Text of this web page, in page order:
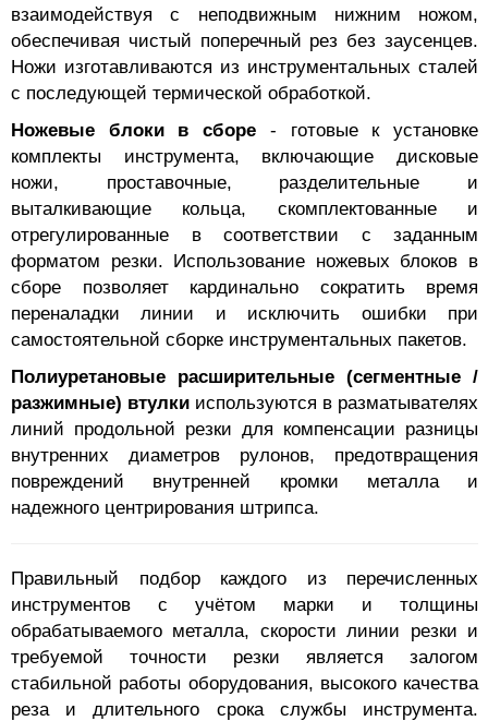
взаимодействуя с неподвижным нижним ножом,
обеспечивая чистый поперечный рез без заусенцев.
Ножи изготавливаются из инструментальных сталей
с последующей термической обработкой.
Ножевые блоки в сборе - готовые к установке
комплекты инструмента, включающие дисковые
ножи, проставочные, разделительные и
выталкивающие кольца, скомплектованные и
отрегулированные в соответствии с заданным
форматом резки. Использование ножевых блоков в
сборе позволяет кардинально сократить время
переналадки линии и исключить ошибки при
самостоятельной сборке инструментальных пакетов.
Полиуретановые расширительные (сегментные /
разжимные) втулки используются в разматывателях
линий продольной резки для компенсации разницы
внутренних диаметров рулонов, предотвращения
повреждений внутренней кромки металла и
надежного центрирования штрипса.
Правильный подбор каждого из перечисленных
инструментов с учётом марки и толщины
обрабатываемого металла, скорости линии резки и
требуемой точности резки является залогом
стабильной работы оборудования, высокого качества
реза и длительного срока службы инструмента.